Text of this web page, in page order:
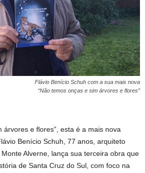
Flávio Benício Schuh com a sua mais nova
“Não temos onças e sim árvores e flores”
árvores e flores”, esta é a mais nova
Benício Schuh, 77 anos, arquiteto
Alverne, lança sua terceira obra que
de Santa Cruz do Sul, com foco na